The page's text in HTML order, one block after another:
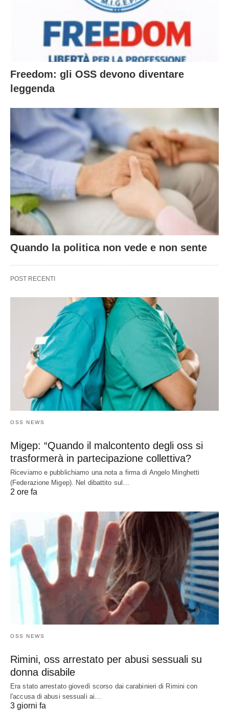
Freedom: gli OSS devono diventare
leggenda
Quando la politica non vede e non sente
POST RECENTI
OSS NEWS
Migep: “Quando il malcontento degli oss si
trasformerà in partecipazione collettiva?
Riceviamo e pubblichiamo una nota a firma di Angelo Minghetti
(Federazione Migep). Nel dibattito sul…
2 ore fa
OSS NEWS
Rimini, oss arrestato per abusi sessuali su
donna disabile
Era stato arrestato giovedì scorso dai carabinieri di Rimini con
l'accusa di abusi sessuali ai…
3 giorni fa